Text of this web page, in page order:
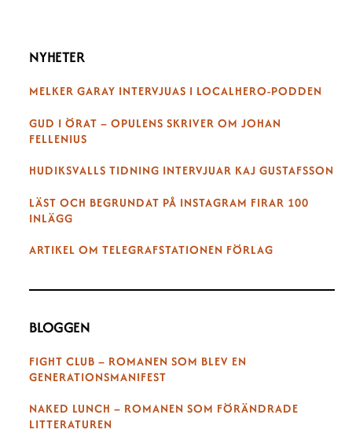
NYHETER
MELKER GARAY INTERVJUAS I LOCALHERO-PODDEN
GUD I ÖRAT – OPULENS SKRIVER OM JOHAN
FELLENIUS
HUDIKSVALLS TIDNING INTERVJUAR KAJ GUSTAFSSON
LÄST OCH BEGRUNDAT PÅ INSTAGRAM FIRAR 100
INLÄGG
ARTIKEL OM TELEGRAFSTATIONEN FÖRLAG
BLOGGEN
FIGHT CLUB – ROMANEN SOM BLEV EN
GENERATIONSMANIFEST
NAKED LUNCH – ROMANEN SOM FÖRÄNDRADE
LITTERATUREN